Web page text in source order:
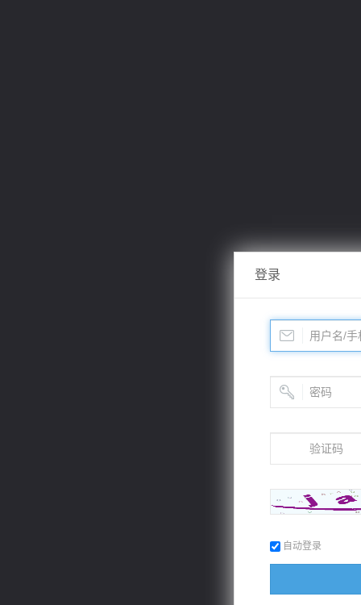
登录
自动登录